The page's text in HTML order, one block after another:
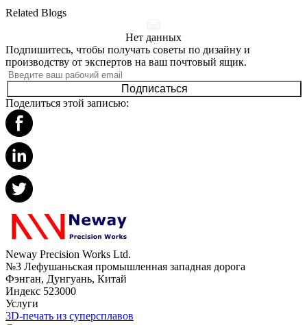
Related Blogs
Нет данных
Подпишитесь, чтобы получать советы по дизайну и
производству от экспертов на ваш почтовый ящик.
Подписаться
Поделиться этой записью:
Neway Precision Works Ltd.
№3 Лефушаньская промышленная западная дорога
Фэнган, Дунгуань, Китай
Индекс 523000
Услуги
3D-печать из суперсплавов